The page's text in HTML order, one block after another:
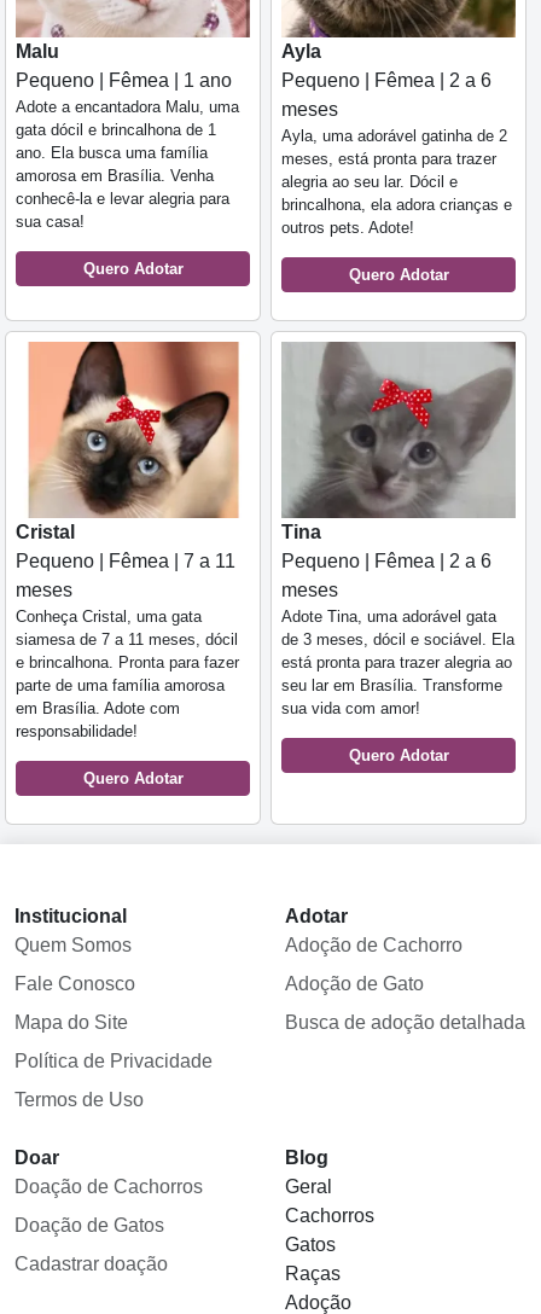
Malu
Pequeno | Fêmea | 1 ano
Adote a encantadora Malu, uma
gata dócil e brincalhona de 1
ano. Ela busca uma família
amorosa em Brasília. Venha
conhecê-la e levar alegria para
sua casa!
Quero Adotar
Ayla
Pequeno | Fêmea | 2 a 6
meses
Ayla, uma adorável gatinha de 2
meses, está pronta para trazer
alegria ao seu lar. Dócil e
brincalhona, ela adora crianças e
outros pets. Adote!
Quero Adotar
Cristal
Pequeno | Fêmea | 7 a 11
meses
Conheça Cristal, uma gata
siamesa de 7 a 11 meses, dócil
e brincalhona. Pronta para fazer
parte de uma família amorosa
em Brasília. Adote com
responsabilidade!
Quero Adotar
Tina
Pequeno | Fêmea | 2 a 6
meses
Adote Tina, uma adorável gata
de 3 meses, dócil e sociável. Ela
está pronta para trazer alegria ao
seu lar em Brasília. Transforme
sua vida com amor!
Quero Adotar
Institucional
Quem Somos
Fale Conosco
Mapa do Site
Política de Privacidade
Termos de Uso
Adotar
Adoção de Cachorro
Adoção de Gato
Busca de adoção detalhada
Doar
Doação de Cachorros
Doação de Gatos
Cadastrar doação
Blog
Geral
Cachorros
Gatos
Raças
Adoção